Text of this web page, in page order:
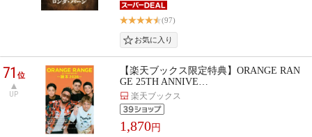
(97)
71位
UP
【楽天ブックス限定特典】ORANGE RAN
GE 25TH ANNIVE…
楽天ブックス
1,870円